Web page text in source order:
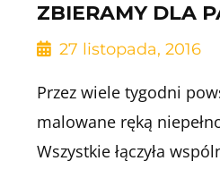
ZBIERAMY DLA
27 listopada, 2016
Przez wiele tygodni
malowane ręką
Wszystkie łączyła